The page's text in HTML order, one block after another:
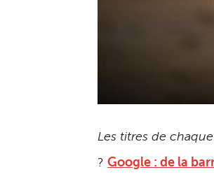
Les titres de
? Google : de la